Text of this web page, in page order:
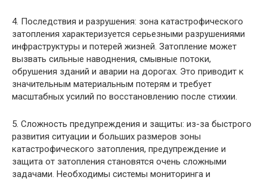
4. Последствия и разрушения: зона катастрофического
затопления характеризуется серьезными разрушениями
инфраструктуры и потерей жизней. Затопление может
вызвать сильные наводнения, смывные потоки,
обрушения зданий и аварии на дорогах. Это приводит к
значительным материальным потерям и требует
масштабных усилий по восстановлению после стихии.
5. Сложность предупреждения и защиты: из-за быстрого
развития ситуации и больших размеров зоны
катастрофического затопления, предупреждение и
защита от затопления становятся очень сложными
задачами. Необходимы системы мониторинга и